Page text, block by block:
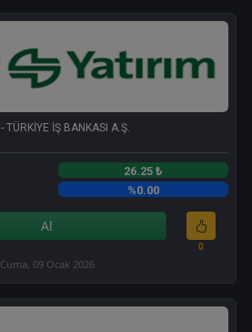
- TÜRKİYE İŞ BANKASI A.Ş.
26.25 ₺
%0.00
Al
0
Cuma, 09 Ocak 2026